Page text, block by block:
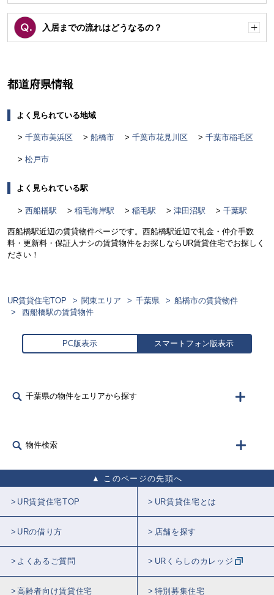
く
入居までの流れはどうなるの？
く
都道府県情報
よく見られている地域
千葉市美浜区 船橋市 千葉市花見川区 千葉市稲毛区
松戸市
よく見られている駅
西船橋駅 稲毛海岸駅 稲毛駅 津田沼駅 千葉駅
西船橋駅近辺の賃貸物件ページです。西船橋駅近辺で礼金・仲介手数
料・更新料・保証人ナシの賃貸物件をお探しならUR賃貸住宅でお探しく
ださい！
UR賃貸住宅TOP 関東エリア 千葉県
船橋市の賃貸物件
西船橋駅の賃貸物件
PC版表示 スマートフォン版表示
千葉県の物件をエリアから探す
物件検索
このページの先頭へ
UR賃貸住宅TOP UR賃貸住宅とは
URの借り方 店舗を探す
よくあるご質問 URくらしのカレッジ
高齢者向け賃貸住宅 特別募集住宅